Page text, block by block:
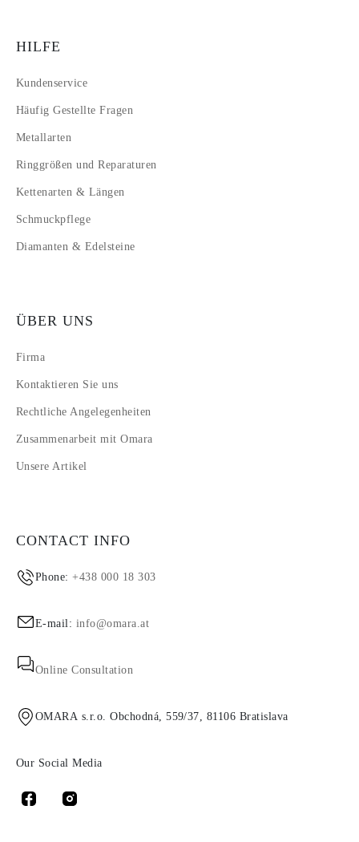
HILFE
Kundenservice
Häufig Gestellte Fragen
Metallarten
Ringgrößen und Reparaturen
Kettenarten & Längen
Schmuckpflege
Diamanten & Edelsteine
ÜBER UNS
Firma
Kontaktieren Sie uns
Rechtliche Angelegenheiten
Zusammenarbeit mit Omara
Unsere Artikel
CONTACT INFO
Phone:+438 000 18 303
E-mail: info@omara.at
Online Consultation
OMARA s.r.o. Obchodná, 559/37, 81106 Bratislava
Our Social Media